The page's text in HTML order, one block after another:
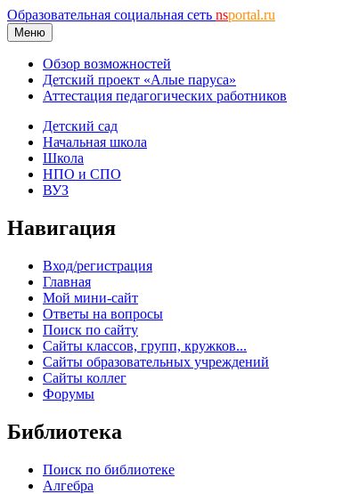
Образовательная социальная сеть nsportal.ru
Меню
Обзор возможностей
Детский проект «Алые паруса»
Аттестация педагогических работников
Детский сад
Начальная школа
Школа
НПО и СПО
ВУЗ
Навигация
Вход/регистрация
Главная
Мой мини-сайт
Ответы на вопросы
Поиск по сайту
Сайты классов, групп, кружков...
Сайты образовательных учреждений
Сайты коллег
Форумы
Библиотека
Поиск по библиотеке
Алгебра